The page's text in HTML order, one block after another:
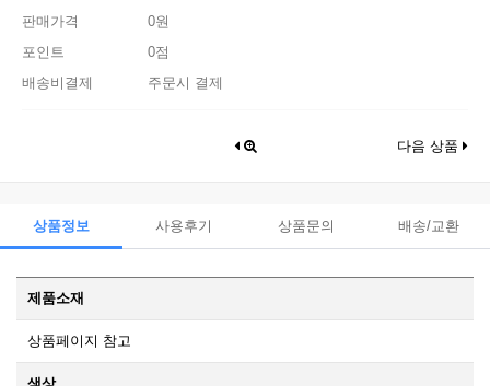
판매가격
0원
포인트
0점
배송비결제
주문시 결제
다음 상품
상품정보 사용후기 상품문의 배송/교환
제품소재
상품페이지 참고